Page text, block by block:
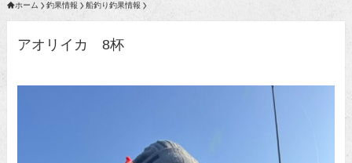
ホーム 釣果情報 船釣り釣果情報
アオリイカ 8杯